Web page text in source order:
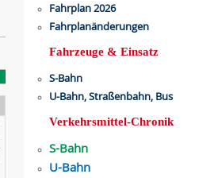
Fahrplan 2026
Fahrplanänderungen
Fahrzeuge & Einsatz
S-Bahn
U-Bahn, Straßenbahn, Bus
Verkehrsmittel-Chronik
S-Bahn
U-Bahn